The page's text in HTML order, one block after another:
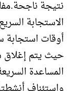
الاستجابة
أوقات استجابة
حيث يتم إغلاق
المساعدة